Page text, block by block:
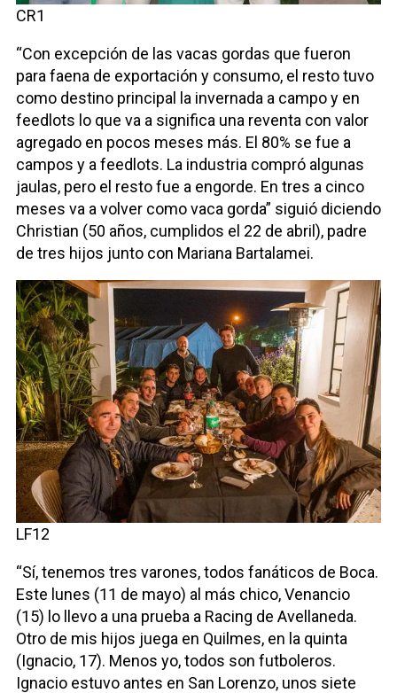
CR1
“Con excepción de las vacas gordas que fueron
para faena de exportación y consumo, el resto tuvo
como destino principal la invernada a campo y en
feedlots lo que va a significa una reventa con valor
agregado en pocos meses más. El 80% se fue a
campos y a feedlots. La industria compró algunas
jaulas, pero el resto fue a engorde. En tres a cinco
meses va a volver como vaca gorda” siguió diciendo
Christian (50 años, cumplidos el 22 de abril), padre
de tres hijos junto con Mariana Bartalamei.
LF12
“Sí, tenemos tres varones, todos fanáticos de Boca.
Este lunes (11 de mayo) al más chico, Venancio
(15) lo llevo a una prueba a Racing de Avellaneda.
Otro de mis hijos juega en Quilmes, en la quinta
(Ignacio, 17). Menos yo, todos son futboleros.
Ignacio estuvo antes en San Lorenzo, unos siete